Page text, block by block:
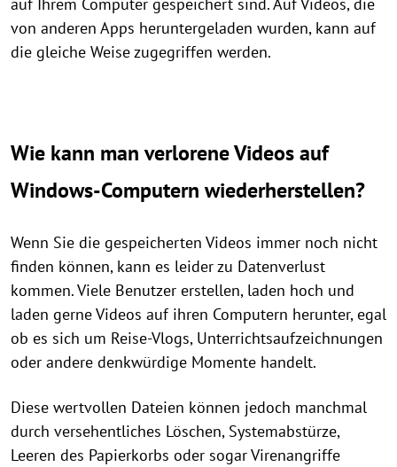
von anderen Apps heruntergeladen wurden, kann auf
die gleiche Weise zugegriffen werden.
Wie kann man verlorene Videos auf
Windows-Computern wiederherstellen?
Wenn Sie die gespeicherten Videos immer noch nicht
finden können, kann es leider zu Datenverlust
kommen. Viele Benutzer erstellen, laden hoch und
laden gerne Videos auf ihren Computern herunter, egal
ob es sich um Reise-Vlogs, Unterrichtsaufzeichnungen
oder andere denkwürdige Momente handelt.
Diese wertvollen Dateien können jedoch manchmal
durch versehentliches Löschen, Systemabstürze,
Leeren des Papierkorbs oder sogar Virenangriffe